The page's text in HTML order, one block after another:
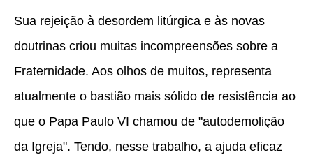
Sua rejeição à desordem litúrgica e às novas
doutrinas criou muitas incompreensões sobre a
Fraternidade. Aos olhos de muitos, representa
atualmente o bastião mais sólido de resistência ao
que o Papa Paulo VI chamou de "autodemolição
da Igreja". Tendo, nesse trabalho, a ajuda eficaz